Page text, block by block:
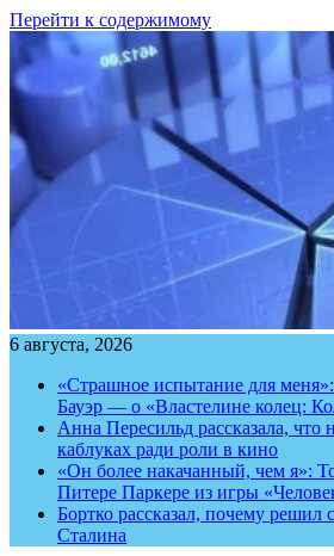
Перейти к содержимому
6 августа, 2026
«Страшное испытание для
Бауэр — о «Властелине колец:
Анна Пересильд рассказала, что
каблуках ради роли в кино
«Он более накачанный, чем я»:
Питере Паркере из игры
Бортко рассказал, почему решил
Сталина